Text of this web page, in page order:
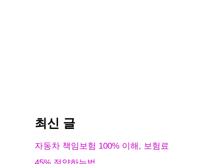
최신 글
자동차 책임보험 100% 이해, 보험료